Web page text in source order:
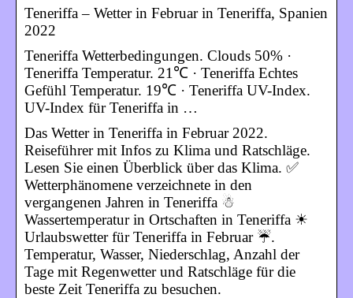
Teneriffa – Wetter in Februar in Teneriffa, Spanien
2022
Teneriffa Wetterbedingungen. Clouds 50% ·
Teneriffa Temperatur. 21℃ · Teneriffa Echtes
Gefühl Temperatur. 19℃ · Teneriffa UV-Index.
UV-Index für Teneriffa in …
Das Wetter in Teneriffa in Februar 2022.
Reiseführer mit Infos zu Klima und Ratschläge.
Lesen Sie einen Überblick über das Klima. ✅
Wetterphänomene verzeichnete in den
vergangenen Jahren in Teneriffa ☃
Wassertemperatur in Ortschaften in Teneriffa ☀
Urlaubswetter für Teneriffa in Februar ☔.
Temperatur, Wasser, Niederschlag, Anzahl der
Tage mit Regenwetter und Ratschläge für die
beste Zeit Teneriffa zu besuchen.